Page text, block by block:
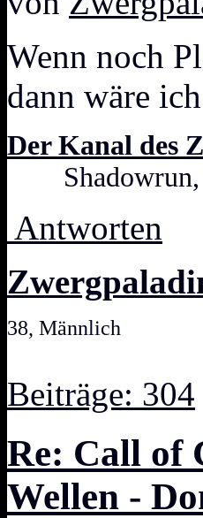
Wenn noch
dann wäre
Der Kanal des
Shadowrun,
Antworten
38, Männlich
Beiträge: 304
Re: Call of
Wellen -